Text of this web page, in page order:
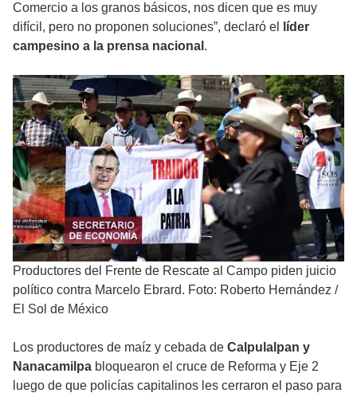
Comercio a los granos básicos, nos dicen que es muy
difícil, pero no proponen soluciones”, declaró el
líder
campesino a la prensa nacional .
Productores del Frente de Rescate al Campo piden juicio
político contra Marcelo Ebrard. Foto: Roberto Hernández /
El Sol de México
Los productores de maíz y cebada de Calpulalpan y
Nanacamilpa bloquearon el cruce de Reforma y Eje 2
luego de que policías capitalinos les cerraron el paso para